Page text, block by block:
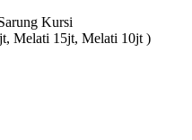
Kursi
Melati 15jt, Melati 10jt )